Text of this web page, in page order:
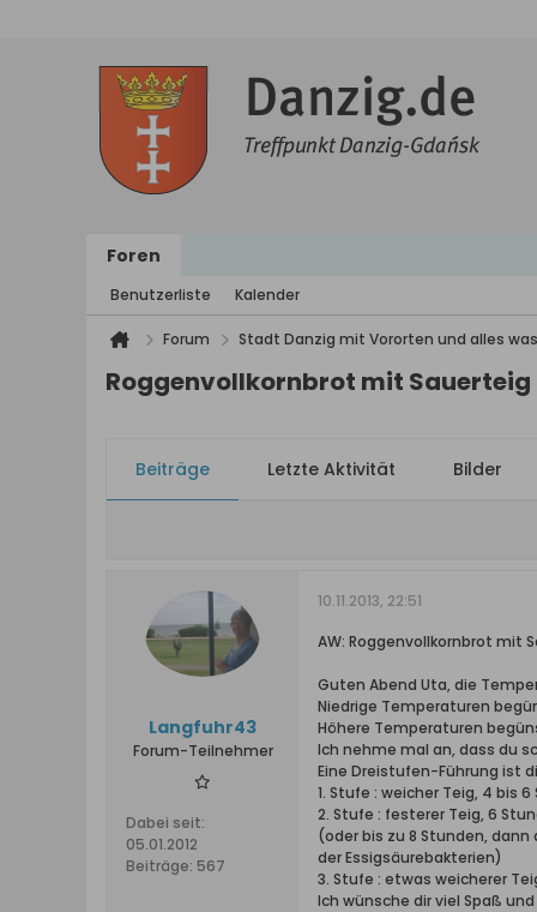
Foren
Benutzerliste Kalender
Forum Stadt Danzig mit Vororten und alles
Roggenvollkornbrot mit Sauerteig
Beiträge Letzte Aktivität Bilder
Langfuhr43
Forum-Teilnehmer
Dabei seit:
05.01.2012
Beiträge: 567
10.11.2013, 22:51
AW: Roggenvollkornbrot mit
Guten Abend Uta, die
Niedrige Temperaturen
Höhere Temperaturen
Ich nehme mal an, dass du
Eine Dreistufen-Führung ist
1. Stufe : weicher Teig, 4 bis
2. Stufe : festerer Teig, 6
(oder bis zu 8 Stunden,
der Essigsäurebakterien)
3. Stufe : etwas weicherer
Ich wünsche dir viel Spaß